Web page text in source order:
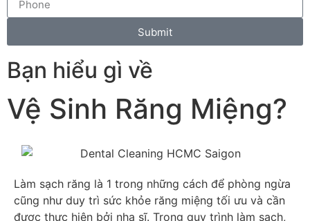
Submit
Bạn hiểu gì về
Vệ Sinh Răng Miệng?
Làm sạch răng là 1 trong những cách để phòng ngừa
cũng như duy trì sức khỏe răng miệng tối ưu và cần
được thực hiện bởi nha sĩ. Trong quy trình làm sạch,